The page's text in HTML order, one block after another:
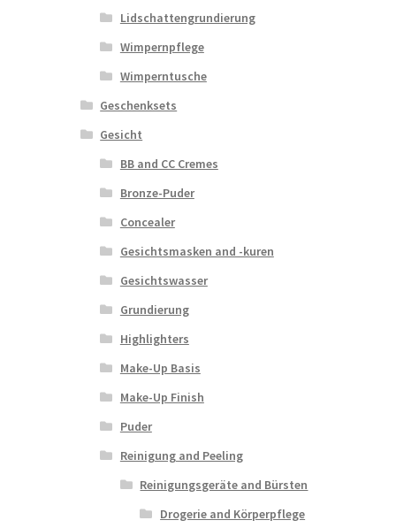
Lidschattengrundierung
Wimpernpflege
Wimperntusche
Geschenksets
Gesicht
BB and CC Cremes
Bronze-Puder
Concealer
Gesichtsmasken and -kuren
Gesichtswasser
Grundierung
Highlighters
Make-Up Basis
Make-Up Finish
Puder
Reinigung and Peeling
Reinigungsgeräte and Bürsten
Drogerie and Körperpflege